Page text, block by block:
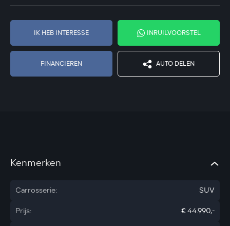
IK HEB INTERESSE INRUILVOORSTEL
FINANCIEREN AUTO DELEN
Kenmerken
Carrosserie:
SUV
Prijs:
€ 44.990,-